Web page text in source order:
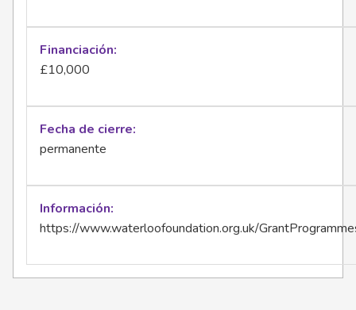
Financiación
£10,000
Fecha de cierre
permanente
Información
https://www.waterloofoundation.org.uk/